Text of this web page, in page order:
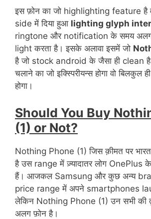
इस फ़ोन का जो highlighting feature है
side में दिया हुआ lighting glyph
ringtone और notification के समय
light करता है। इसके अलावा इसमें जो
है जो stock android के जैसा ही clean है
चलाने का जो इक्स्पिरीयन्स होगा वो बिलकुल
होगा।
Should You Buy
(1) or Not?
Nothing Phone (1) जिस क़ीमत पर भारत
है उस range में ज़्यादातर लोग OnePlus के
हैं। आजकल Samsung और कुछ अन्य
price range में अपने smartphones
लेकिन Nothing Phone (1) उन सभी की
अलग फ़ोन है।